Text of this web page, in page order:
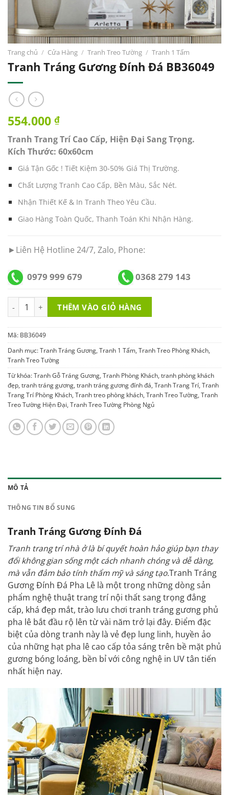
Trang chủ / Cửa Hàng / Tranh Treo Tường / Tranh 1 Tấm
Tranh Tráng Gương Đính Đá BB36049
554.000 ₫
Tranh Trang Trí Cao Cấp, Hiện Đại Sang Trọng.
Kích Thước: 60x60cm
Giá Tận Gốc ! Tiết Kiệm 30-50% Giá Thị Trường.
Chất Lượng Tranh Cao Cấp, Bền Màu, Sắc Nét.
Nhận Thiết Kế & In Tranh Theo Yêu Cầu.
Giao Hàng Toàn Quốc, Thanh Toán Khi Nhận Hàng.
►Liên Hệ Hotline 24/7, Zalo, Phone:
0979 999 679 0368 279 143
Tranh Tráng Gương Đính Đá BB36049 số lượng
THÊM VÀO GIỎ HÀNG
Mã: BB36049
Danh mục:Tranh Tráng Gương, Tranh 1 Tấm, Tranh Treo Phòng Khách,
Tranh Treo Tường
Từ khóa:Tranh Gỗ Tráng Gương, Tranh Phòng Khách, tranh phòng khách
đẹp, tranh tráng gương, tranh tráng gương đính đá, Tranh Trang Trí, Tranh
Trang Trí Phòng Khách, Tranh treo phòng khách, Tranh Treo Tường, Tranh
Treo Tường Hiện Đại, Tranh Treo Tường Phòng Ngủ
MÔ TẢ
THÔNG TIN BỔ SUNG
Tranh Tráng Gương Đính Đá
Tranh trang trí nhà ở là bí quyết hoàn hảo giúp bạn thay
đổi không gian sống một cách nhanh chóng và dễ dàng,
mà vẫn đảm bảo tính thẩm mỹ và sáng tạo.Tranh Tráng
Gương Đính Đá Pha Lê là một trong những dòng sản
phẩm nghệ thuật trang trí nội thất sang trọng đẳng
cấp, khá đẹp mắt, trào lưu chơi tranh tráng gương phủ
pha lê bắt đầu rộ lên từ vài năm trở lại đây. Điểm đặc
biệt của dòng tranh này là vẻ đẹp lung linh, huyền ảo
của những hạt pha lê cao cấp tỏa sáng trên bề mặt phủ
gương bóng loáng, bền bỉ với công nghệ in UV tân tiến
nhất hiện nay.